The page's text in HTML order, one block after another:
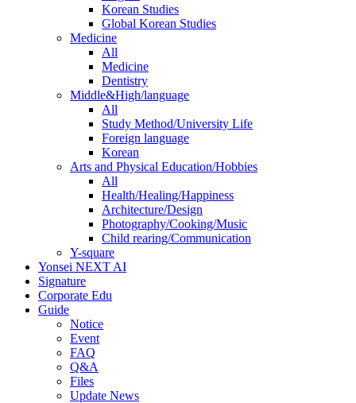
Korean Studies
Global Korean Studies
Medicine
All
Medicine
Dentistry
Middle&High/language
All
Study Method/University Life
Foreign language
Korean
Arts and Physical Education/Hobbies
All
Health/Healing/Happiness
Architecture/Design
Photography/Cooking/Music
Child rearing/Communication
Y-square
Yonsei NEXT AI
Signature
Corporate Edu
Guide
Notice
Event
FAQ
Q&A
Files
Update News